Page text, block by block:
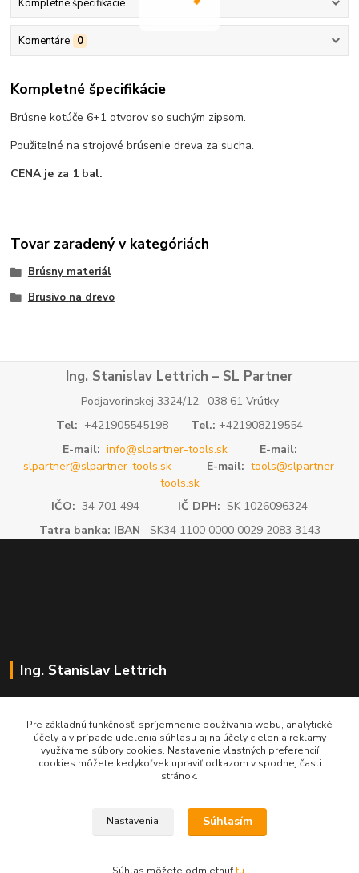
Kompletné špecifikácie
Komentáre 0
Kompletné špecifikácie
Brúsne kotúče 6+1 otvorov so suchým zipsom.
Použiteľné na strojové brúsenie dreva za sucha.
CENA je za 1 bal.
Tovar zaradený v kategóriách
Brúsny materiál
Brusivo na drevo
Ing. Stanislav Lettrich – SL Partner
Podjavorinskej 3324/12, 038 61 Vrútky
Tel: +421905545198 Tel.: +421908219554
E-mail: info@slpartner-tools.sk
E-mail:
slpartner@slpartner-tools.sk
E-mail: tools@slpartner-
tools.sk
IČO: 34 701 494 IČ DPH: SK 1026096324
Tatra banka: IBAN SK34 1100 0000 0029 2083 3143
Ing. Stanislav Lettrich
+421 905 545 198
NONSTOP
Pre základnú funkčnosť, spríjemnenie používania webu, analytické
účely a v prípade udelenia súhlasu aj na účely cielenia reklamy
využívame súbory cookies. Nastavenie vlastných preferencií
cookies môžete kedykoľvek upraviť odkazom v spodnej časti
stránok.
Nastavenia Súhlasím